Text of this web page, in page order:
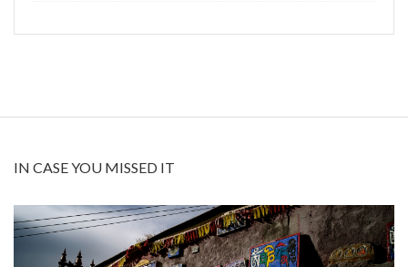
IN CASE YOU MISSED IT